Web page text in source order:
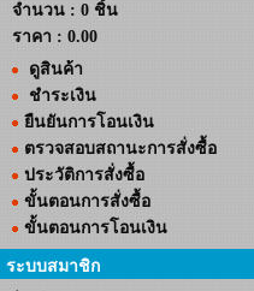
จำนวน : 0 ชิ้น
ราคา : 0.00
ดูสินค้า
ชำระเงิน
ยืนยันการโอนเงิน
ตรวจสอบสถานะการสั่งซื้อ
ประวัติการสั่งซื้อ
ขั้นตอนการสั่งซื้อ
ขั้นตอนการโอนเงิน
ระบบสมาชิก